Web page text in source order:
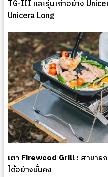
TG-III และรุ่นเก่าอย่าง
Unicera Long
เตาFirewood Grill: สามาร
ได้อย่างมั่นคง